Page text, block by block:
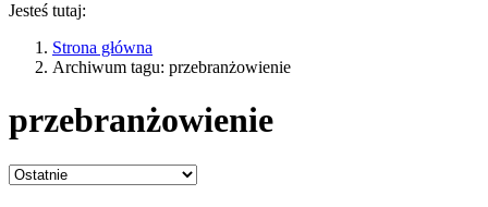
Jesteś tutaj:
Strona główna
Archiwum tagu: przebranżowienie
przebranżowienie